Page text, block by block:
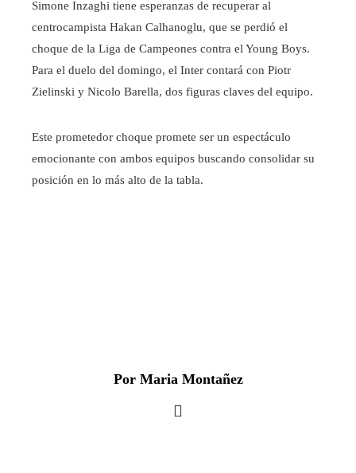
Simone Inzaghi tiene esperanzas de recuperar al
centrocampista Hakan Calhanoglu, que se perdió el
choque de la Liga de Campeones contra el Young Boys.
Para el duelo del domingo, el Inter contará con Piotr
Zielinski y Nicolo Barella, dos figuras claves del equipo.
Este prometedor choque promete ser un espectáculo
emocionante con ambos equipos buscando consolidar su
posición en lo más alto de la tabla.
Por Maria Montañez